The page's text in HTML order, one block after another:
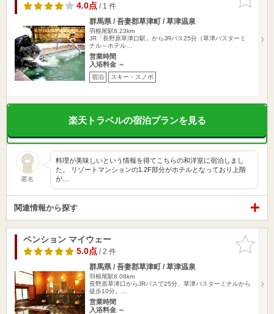
りに追加
4.0点/ 1 件
群馬県 / 吾妻郡草津町 / 草津温泉
羽根尾駅8.23km
JR「長野原草津口駅」からJRバス25分（草津バスターミ
ナル～ホテル…
営業時間
入浴料金 ～
宿泊 スキー・スノボ
楽天トラベルの宿泊プランを見る
匿名
料理が美味しいという情報を得てこちらの和洋室に宿泊しまし
た。 リゾートマンションの1.2F部分がホテルとなっており上階
が…
関連情報から探す
お気に入
りに追加
ペンション マイウェー
5.0点/ 2 件
群馬県 / 吾妻郡草津町 / 草津温泉
羽根尾駅8.08km
長野原草津口からJRバスで25分、草津バスターミナルから
徒歩10分。…
営業時間
入浴料金 ～